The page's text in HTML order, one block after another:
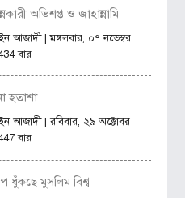
অভিশপ্ত ও জাহান্নামি
আজাদী| মঙ্গলবার, ০৭ নভেম্বর
বার
হতাশা
আজাদী| রবিবার, ২৯ অক্টোবর
বার
ধুঁকছে মুসলিম বিশ্ব